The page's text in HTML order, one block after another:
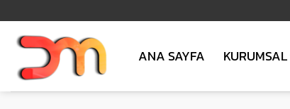
atla
ANA SAYFA KURUMSAL